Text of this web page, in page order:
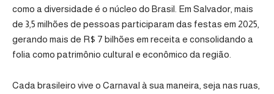
como a diversidade é o núcleo do Brasil. Em Salvador, mais
de 3,5 milhões de pessoas participaram das festas em 2025,
gerando mais de R$ 7 bilhões em receita e consolidando a
folia como patrimônio cultural e econômico da região.
Cada brasileiro vive o Carnaval à sua maneira, seja nas ruas,